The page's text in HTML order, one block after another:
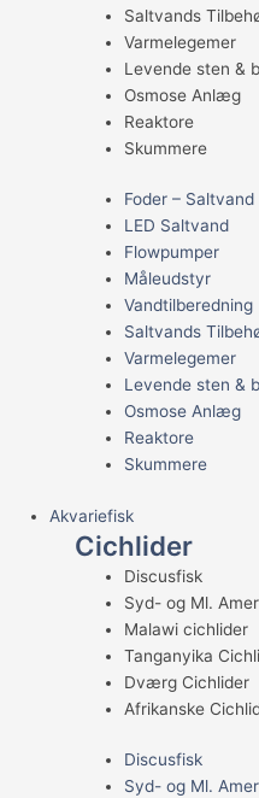
Saltvands
Varmelegemer
Levende sten &
Osmose Anlæg
Reaktore
Skummere
Foder – Saltvand
LED Saltvand
Flowpumper
Måleudstyr
Vandtilberedning
Saltvands
Varmelegemer
Levende sten &
Osmose Anlæg
Reaktore
Skummere
Akvariefisk
Cichlider
Discusfisk
Syd- og Ml.
Malawi cichlider
Tanganyika
Dværg Cichlider
Afrikanske
Discusfisk
Syd- og Ml.